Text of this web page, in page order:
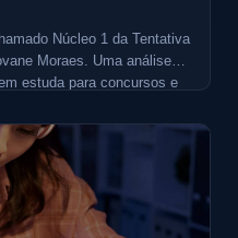
Núcleo 1 da Tentativa
Moraes. Uma análise
estuda para concursos e